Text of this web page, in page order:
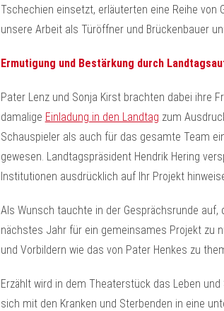
Tschechien einsetzt, erläuterten eine Reihe von
unsere Arbeit als Türöffner und Brückenbauer
Ermutigung und Bestärkung durch
Pater Lenz und Sonja Kirst brachten dabei ihre
damalige Einladung in den Landtag zum
Schauspieler als auch für das gesamte Team
gewesen. Landtagspräsident Hendrik Hering
Institutionen ausdrücklich auf Ihr Projekt
Als Wunsch tauchte in der Gesprächsrunde
nächstes Jahr für ein gemeinsames Projekt zu
und Vorbildern wie das von Pater Henkes zu
Erzählt wird in dem Theaterstück das Leben und
sich mit den Kranken und Sterbenden in eine